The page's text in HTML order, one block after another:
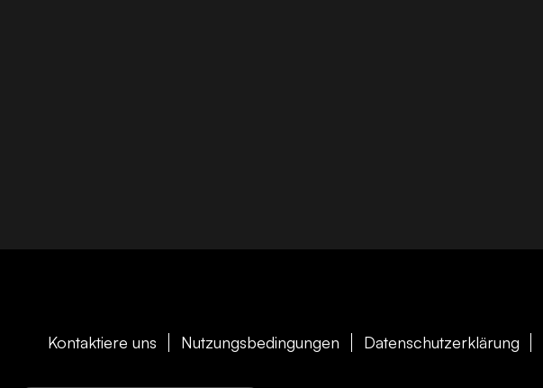
Kontaktiere uns Nutzungsbedingungen Datenschutzerklärung